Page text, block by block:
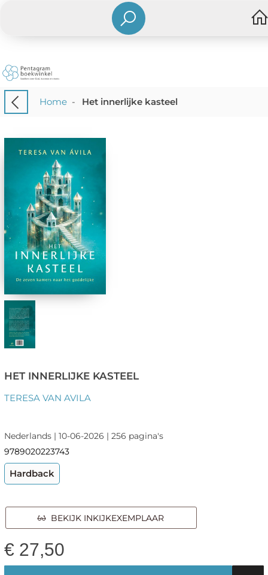
Home- Het innerlijke kasteel
HET INNERLIJKE KASTEEL
TERESA VAN AVILA
Nederlands | 10-06-2026 | 256 pagina's
9789020223743
Hardback
BEKIJK INKIJKEXEMPLAAR
€ 27,50